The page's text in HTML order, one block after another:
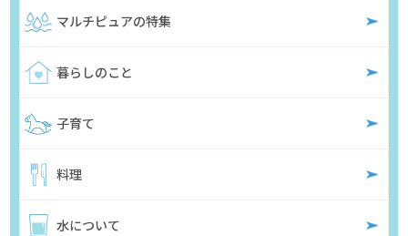
マルチピュアの特集
暮らしのこと
子育て
料理
水について